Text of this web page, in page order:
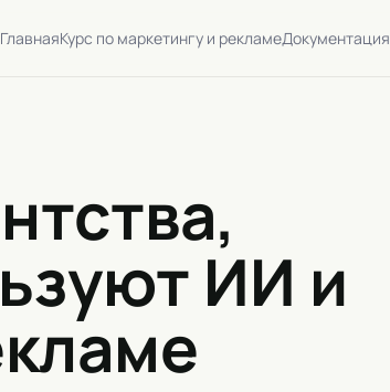
ГлавнаяКурс по маркетингу и рекламеДокументация
ИИ и